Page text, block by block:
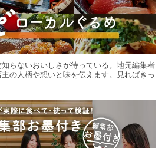
らないおいしさが待っている。地元編集者
の人柄や想いと味を伝えます。見ればきっ